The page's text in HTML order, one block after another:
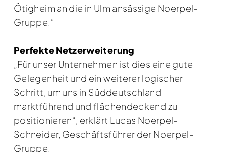
Ötigheim an die in Ulm ansässige Noerpel-
Gruppe.“
Perfekte Netzerweiterung
„Für unser Unternehmen ist dies eine gute
Gelegenheit und ein weiterer logischer
Schritt, um uns in Süddeutschland
marktführend und flächendeckend zu
positionieren“, erklärt Lucas Noerpel-
Schneider, Geschäftsführer der Noerpel-
Gruppe.